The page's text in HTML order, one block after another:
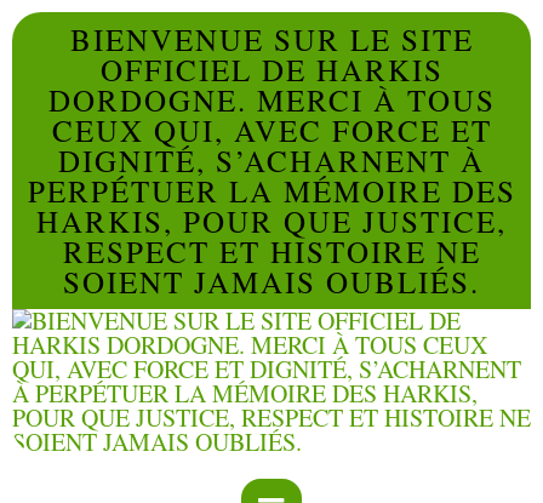
BIENVENUE SUR LE SITE
OFFICIEL DE HARKIS
DORDOGNE. MERCI À TOUS
CEUX QUI, AVEC FORCE ET
DIGNITÉ, S’ACHARNENT À
PERPÉTUER LA MÉMOIRE DES
HARKIS, POUR QUE JUSTICE,
RESPECT ET HISTOIRE NE
SOIENT JAMAIS OUBLIÉS.